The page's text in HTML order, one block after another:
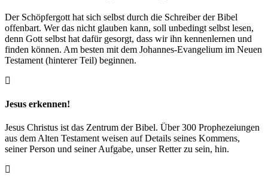
Der Schöpfergott hat sich selbst durch die Schreiber der Bibel
offenbart. Wer das nicht glauben kann, soll unbedingt selbst lesen,
denn Gott selbst hat dafür gesorgt, dass wir ihn kennenlernen und
finden können. Am besten mit dem Johannes-Evangelium im Neuen
Testament (hinterer Teil) beginnen.
Jesus erkennen!
Jesus Christus ist das Zentrum der Bibel. Über 300 Prophezeiungen
aus dem Alten Testament weisen auf Details seines Kommens,
seiner Person und seiner Aufgabe, unser Retter zu sein, hin.